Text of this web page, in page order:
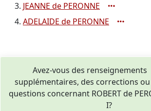
JEANNE de PERONNE
ADELAIDE de PERONNE
Avez-vous des renseignements
supplémentaires, des corrections ou
questions concernant ROBERT de
I?